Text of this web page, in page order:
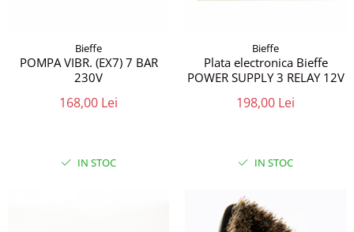
Bieffe
POMPA VIBR. (EX7) 7 BAR
230V
168,00 Lei
IN STOC
Bieffe
Plata electronica Bieffe
POWER SUPPLY 3 RELAY 12V
198,00 Lei
IN STOC